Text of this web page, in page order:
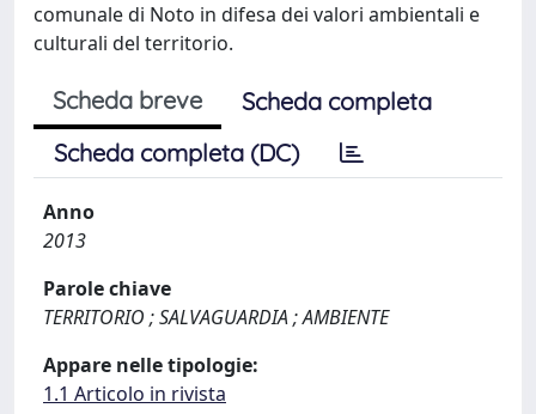
comunale di Noto in difesa dei valori ambientali e
culturali del territorio.
Scheda breve
Scheda completa
Scheda completa (DC)
Anno
2013
Parole chiave
TERRITORIO ; SALVAGUARDIA ; AMBIENTE
Appare nelle tipologie:
1.1 Articolo in rivista